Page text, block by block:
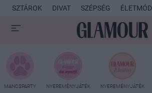
SZTÁROK DIVAT SZÉPSÉG ÉLETMÓD
MANCSPARTY NYEREMÉNYJÁTÉK NYEREMÉNYJÁTÉK